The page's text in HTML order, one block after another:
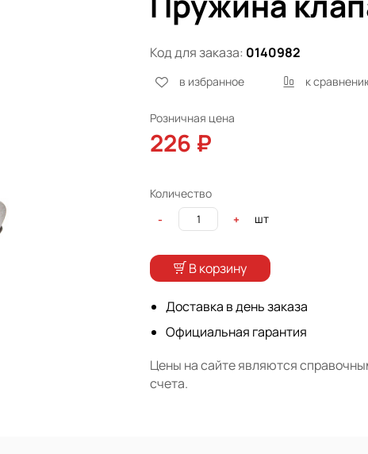
Код для заказа: 0140982
в избранное к
Розничная цена
226 ₽
Количество
-
+ шт
В корзину
Доставка в день заказа
Официальная гарантия
Цены на сайте являются
счета.